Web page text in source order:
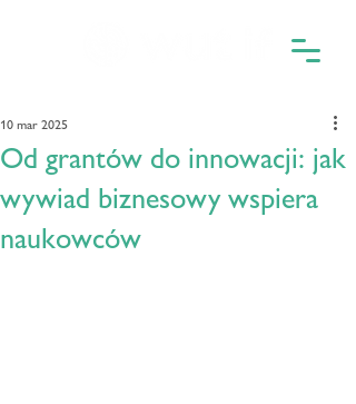
Od grantów do innowacji: jak
wywiad biznesowy wspiera
naukowców
10 mar 2025